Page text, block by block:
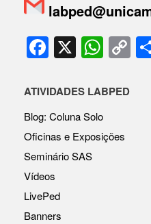
F
a
c
e
b
o
o
k
X W
h
at
A
C
o
ATIVIDADES LABPED
Blog: Coluna Solo
Oficinas e Exposições
Seminário SAS
Vídeos
LivePed
Banners